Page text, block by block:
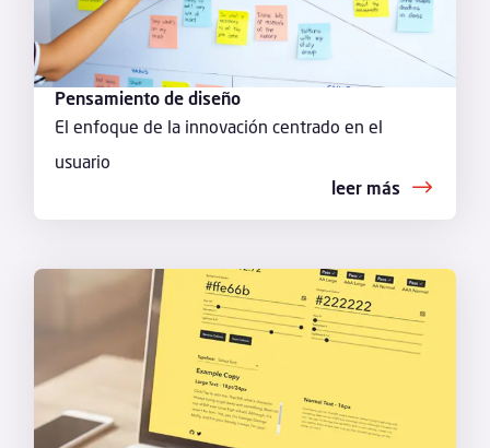
Pensamiento de diseño
El enfoque de la innovación centrado en el
usuario
leer más